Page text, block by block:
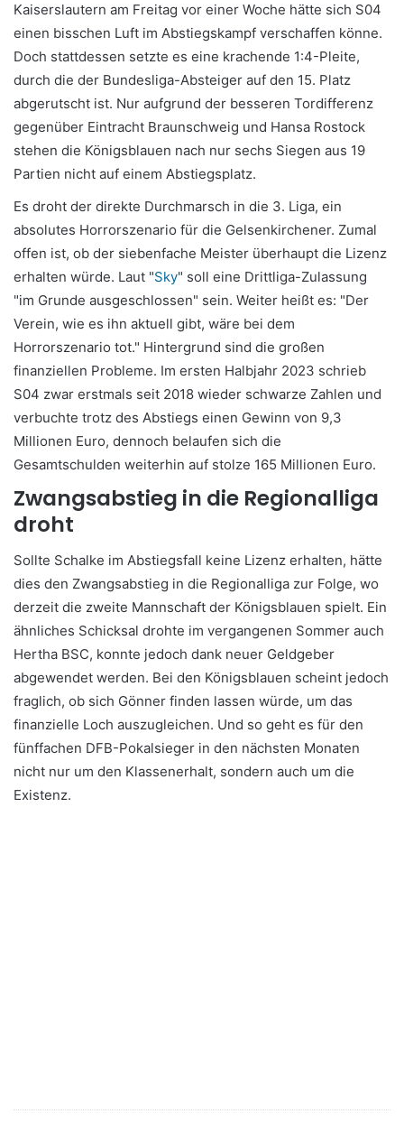
Kaiserslautern am Freitag vor einer Woche hätte sich S04
einen bisschen Luft im Abstiegskampf verschaffen könne.
Doch stattdessen setzte es eine krachende 1:4-Pleite,
durch die der Bundesliga-Absteiger auf den 15. Platz
abgerutscht ist. Nur aufgrund der besseren Tordifferenz
gegenüber Eintracht Braunschweig und Hansa Rostock
stehen die Königsblauen nach nur sechs Siegen aus 19
Partien nicht auf einem Abstiegsplatz.
Es droht der direkte Durchmarsch in die 3. Liga, ein
absolutes Horrorszenario für die Gelsenkirchener. Zumal
offen ist, ob der siebenfache Meister überhaupt die Lizenz
erhalten würde. Laut "Sky" soll eine Drittliga-Zulassung
"im Grunde ausgeschlossen" sein. Weiter heißt es: "Der
Verein, wie es ihn aktuell gibt, wäre bei dem
Horrorszenario tot." Hintergrund sind die großen
finanziellen Probleme. Im ersten Halbjahr 2023 schrieb
S04 zwar erstmals seit 2018 wieder schwarze Zahlen und
verbuchte trotz des Abstiegs einen Gewinn von 9,3
Millionen Euro, dennoch belaufen sich die
Gesamtschulden weiterhin auf stolze 165 Millionen Euro.
Zwangsabstieg in die Regionalliga
droht
Sollte Schalke im Abstiegsfall keine Lizenz erhalten, hätte
dies den Zwangsabstieg in die Regionalliga zur Folge, wo
derzeit die zweite Mannschaft der Königsblauen spielt. Ein
ähnliches Schicksal drohte im vergangenen Sommer auch
Hertha BSC, konnte jedoch dank neuer Geldgeber
abgewendet werden. Bei den Königsblauen scheint jedoch
fraglich, ob sich Gönner finden lassen würde, um das
finanzielle Loch auszugleichen. Und so geht es für den
fünffachen DFB-Pokalsieger in den nächsten Monaten
nicht nur um den Klassenerhalt, sondern auch um die
Existenz.